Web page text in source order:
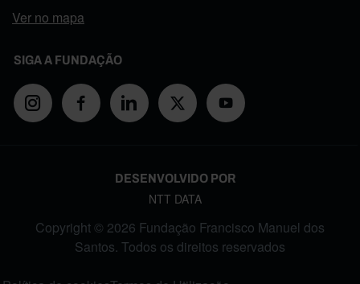
Ver no mapa
SIGA A FUNDAÇÃO
DESENVOLVIDO POR
NTT DATA
Copyright © 2026 Fundação Francisco Manuel dos
Santos. Todos os direitos reservados